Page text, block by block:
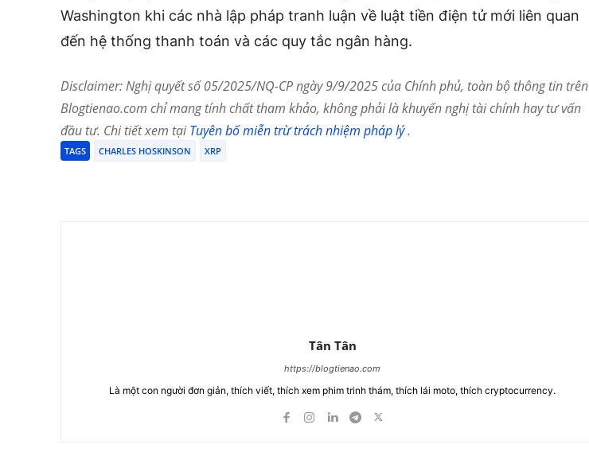
Washington khi các nhà lập pháp tranh luận về luật tiền điện tử mới liên quan
đến hệ thống thanh toán và các quy tắc ngân hàng.
Disclaimer: Nghị quyết số 05/2025/NQ-CP ngày 9/9/2025 của Chính phủ, toàn bộ thông tin trên
Blogtienao.com chỉ mang tính chất tham khảo, không phải là khuyến nghị tài chính hay tư vấn
đầu tư. Chi tiết xem tạiTuyên bố miễn trừ trách nhiệm pháp lý.
TAGS CHARLES HOSKINSON XRP
Tân Tân
https://blogtienao.com
Là một con người đơn giản, thích viết, thích xem phim trinh thám, thích lái moto, thích cryptocurrency.